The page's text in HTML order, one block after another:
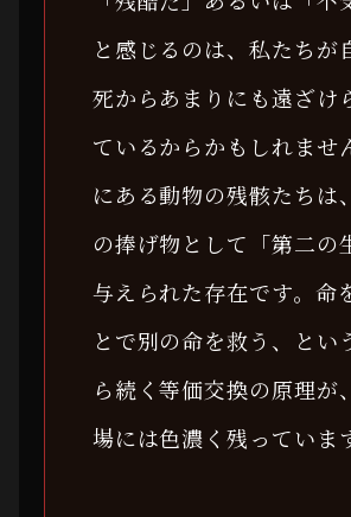
と感じるのは、私たちが
死からあまりにも遠ざけ
ているからかもしれませ
にある動物の残骸たちは
の捧げ物として「第二の
与えられた存在です。命
とで別の命を救う、とい
ら続く等価交換の原理が
場には色濃く残っていま